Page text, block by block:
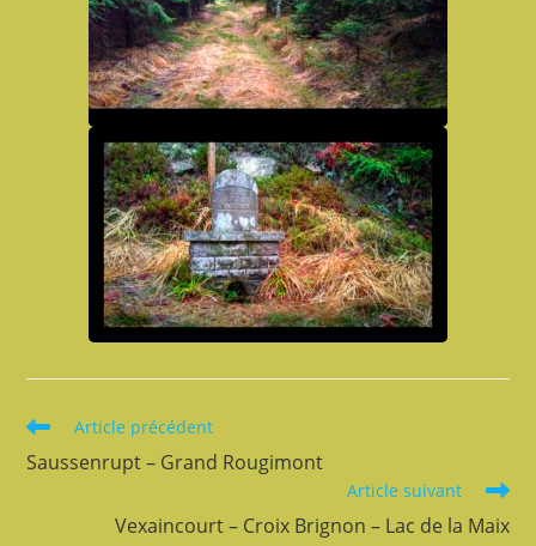
Read
articles
Article précédent
Saussenrupt – Grand Rougimont
Article suivant
Vexaincourt – Croix Brignon – Lac de la Maix